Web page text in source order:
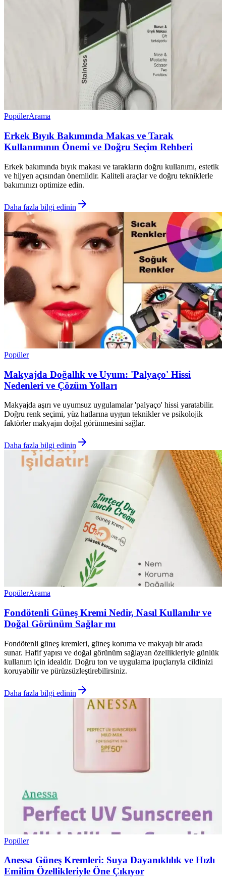
PopülerArama
Erkek Bıyık Bakımında Makas ve Tarak
Kullanımının Önemi ve Doğru Seçim Rehberi
Erkek bakımında bıyık makası ve tarakların doğru kullanımı, estetik
ve hijyen açısından önemlidir. Kaliteli araçlar ve doğru tekniklerle
bakımınızı optimize edin.
Daha fazla bilgi edinin
Popüler
Makyajda Doğallık ve Uyum: 'Palyaço' Hissi
Nedenleri ve Çözüm Yolları
Makyajda aşırı ve uyumsuz uygulamalar 'palyaço' hissi yaratabilir.
Doğru renk seçimi, yüz hatlarına uygun teknikler ve psikolojik
faktörler makyajın doğal görünmesini sağlar.
Daha fazla bilgi edinin
PopülerArama
Fondötenli Güneş Kremi Nedir, Nasıl Kullanılır ve
Doğal Görünüm Sağlar mı
Fondötenli güneş kremleri, güneş koruma ve makyajı bir arada
sunar. Hafif yapısı ve doğal görünüm sağlayan özellikleriyle günlük
kullanım için idealdir. Doğru ton ve uygulama ipuçlarıyla cildinizi
koruyabilir ve pürüzsüzleştirebilirsiniz.
Daha fazla bilgi edinin
Popüler
Anessa Güneş Kremleri: Suya Dayanıklılık ve Hızlı
Emilim Özellikleriyle Öne Çıkıyor